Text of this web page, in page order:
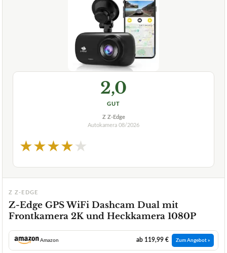
2,0
GUT
Z Z-Edge
Autokamera 08/2026
★★★★★
Z Z-EDGE
Z-Edge GPS WiFi Dashcam Dual mit
Frontkamera 2K und Heckkamera 1080P
Amazon ab 119,99 € Zum Angebot »